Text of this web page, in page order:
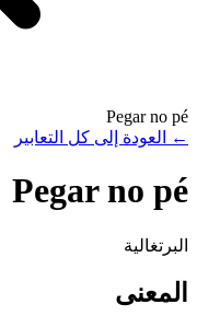
Pegar no pé
←
العودة إلى كل التعابير
Pegar no pé
البرتغالية
المعنى